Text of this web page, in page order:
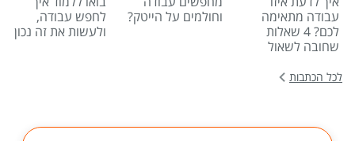
עבודה מתאימה
לכם? 4 שאלות
שחובה לשאול
וחולמים על הייטק?
לחפש עבודה,
ולעשות את זה נכון
לכל הכתבות